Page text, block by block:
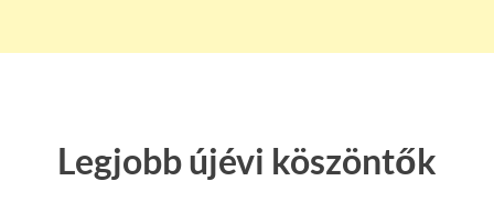
Legjobb újévi köszöntők